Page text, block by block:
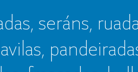
seráns,